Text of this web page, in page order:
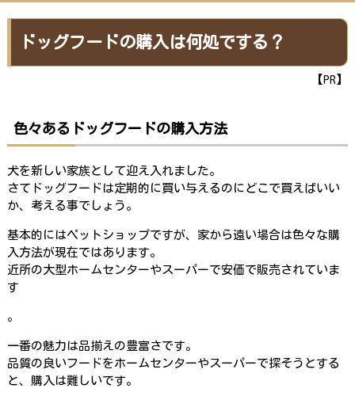
ドッグフードの購入は何処でする？
【PR】
色々あるドッグフードの購入方法
犬を新しい家族として迎え入れました。
さてドッグフードは定期的に買い与えるのにどこで買えばいい
か、考える事でしょう。
基本的にはペットショップですが、家から遠い場合は色々な購
入方法が現在ではあります。
近所の大型ホームセンターやスーパーで安価で販売されていま
す
。
一番の魅力は品揃えの豊富さです。
品質の良いフードをホームセンターやスーパーで探そうとする
と、購入は難しいです。